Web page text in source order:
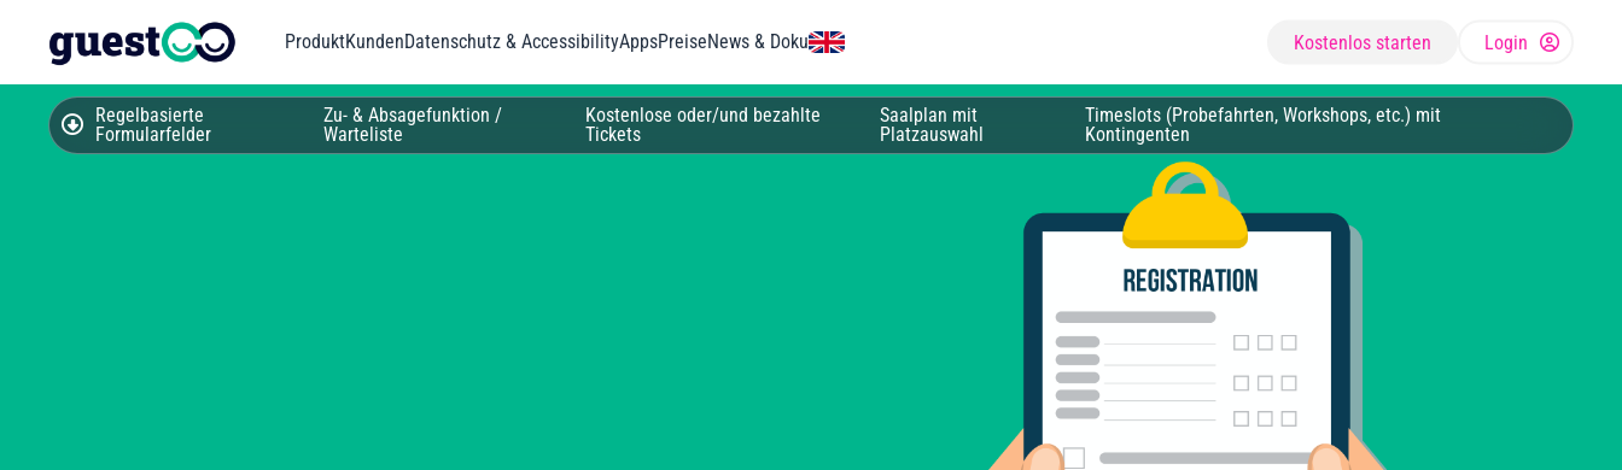
ProduktKundenDatenschutz & AccessibilityAppsPreiseNews & Doku Kostenlos starten Login
Regelbasierte
Formularfelder
Zu- & Absagefunktion /
Warteliste
Kostenlose oder/und bezahlte
Tickets
Saalplan mit
Platzauswahl
Timeslots (Probefahrten, Workshops, etc.) mit
Kontingenten